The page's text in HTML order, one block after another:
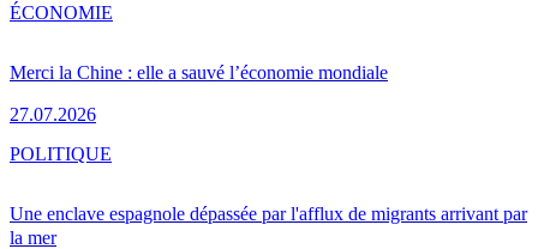
Merci la Chine : elle a sauvé l’économie mondiale
27.07.2026
ÉCONOMIE
Une enclave espagnole dépassée par l'afflux de migrants arrivant par
la mer
POLITIQUE